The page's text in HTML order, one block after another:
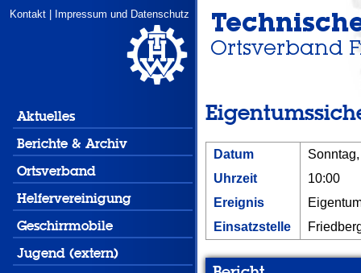
Kontakt Impressum und Datenschutz
Aktuelles
Berichte & Archiv
Ortsverband
Helfervereinigung
Geschirrmobile
Jugend (extern)
Datum
Uhrzeit
10:00
Ereignis
Einsatzstelle